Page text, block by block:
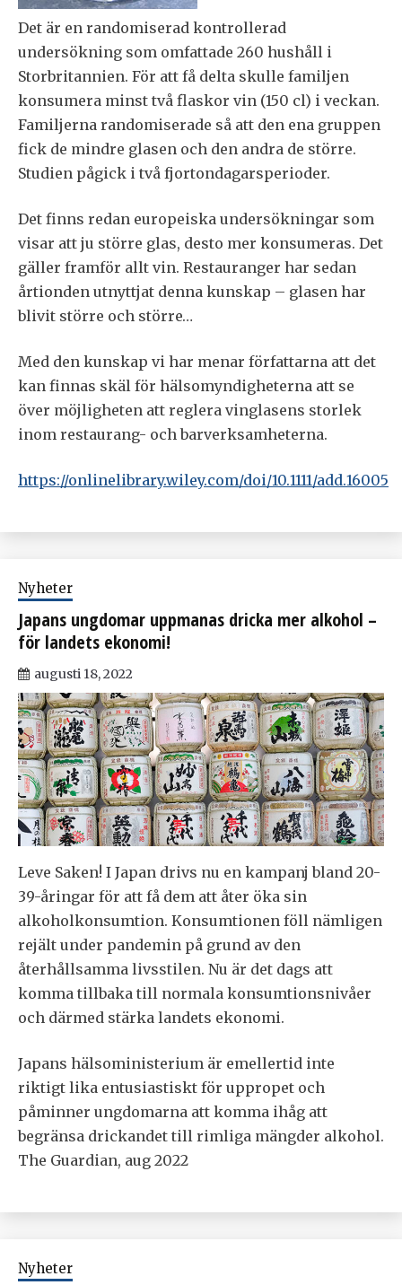
Det är en randomiserad kontrollerad
undersökning som omfattade 260 hushåll i
Storbritannien. För att få delta skulle familjen
konsumera minst två flaskor vin (150 cl) i veckan.
Familjerna randomiserade så att den ena gruppen
fick de mindre glasen och den andra de större.
Studien pågick i två fjortondagarsperioder.
Det finns redan europeiska undersökningar som
visar att ju större glas, desto mer konsumeras. Det
gäller framför allt vin. Restauranger har sedan
årtionden utnyttjat denna kunskap – glasen har
blivit större och större…
Med den kunskap vi har menar författarna att det
kan finnas skäl för hälsomyndigheterna att se
över möjligheten att reglera vinglasens storlek
inom restaurang- och barverksamheterna.
https://onlinelibrary.wiley.com/doi/10.1111/add.16005
Nyheter
Japans ungdomar uppmanas dricka mer alkohol –
för landets ekonomi!
augusti 18, 2022
Leve Saken! I Japan drivs nu en kampanj bland 20-
39-åringar för att få dem att åter öka sin
alkoholkonsumtion. Konsumtionen föll nämligen
rejält under pandemin på grund av den
återhållsamma livsstilen. Nu är det dags att
komma tillbaka till normala konsumtionsnivåer
och därmed stärka landets ekonomi.
Japans hälsoministerium är emellertid inte
riktigt lika entusiastiskt för uppropet och
påminner ungdomarna att komma ihåg att
begränsa drickandet till rimliga mängder alkohol.
The Guardian, aug 2022
Nyheter